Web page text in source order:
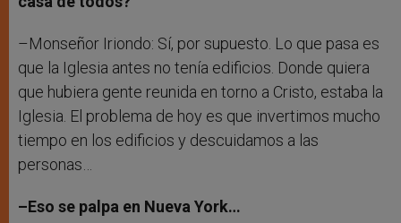
–Monseñor Iriondo: Sí, por supuesto. Lo que pasa es
que la Iglesia antes no tenía edificios. Donde quiera
que hubiera gente reunida en torno a Cristo, estaba la
Iglesia. El problema de hoy es que invertimos mucho
tiempo en los edificios y descuidamos a las
personas…
–Eso se palpa en Nueva York…